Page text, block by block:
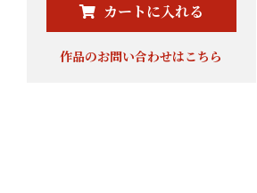
カートに入れる
作品のお問い合わせはこちら